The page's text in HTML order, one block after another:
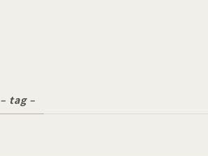
– tag –